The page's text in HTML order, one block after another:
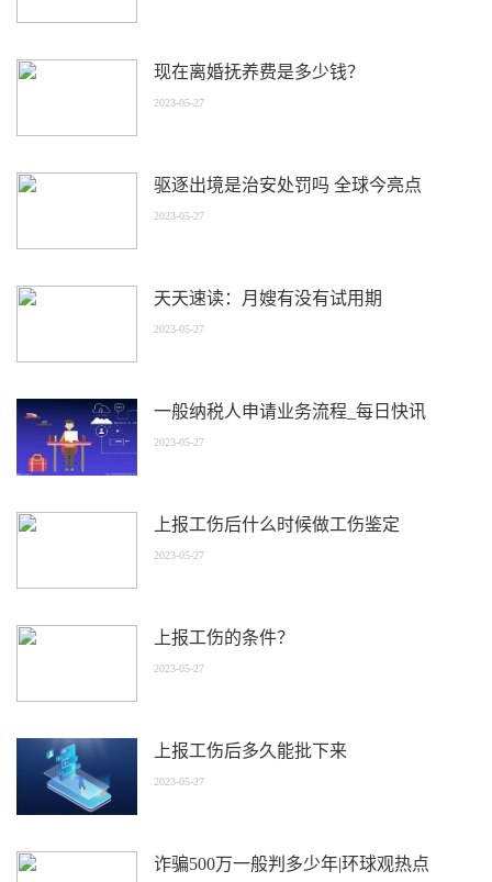
现在离婚抚养费是多少钱？
2023-05-27
驱逐出境是治安处罚吗 全球今亮点
2023-05-27
天天速读：月嫂有没有试用期
2023-05-27
一般纳税人申请业务流程_每日快讯
2023-05-27
上报工伤后什么时候做工伤鉴定
2023-05-27
上报工伤的条件？
2023-05-27
上报工伤后多久能批下来
2023-05-27
诈骗500万一般判多少年|环球观热点